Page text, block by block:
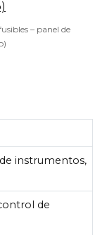
– panel de
instrumentos,
de